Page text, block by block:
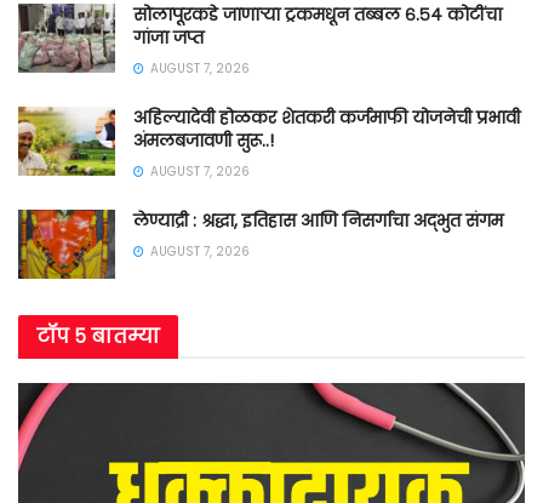
सोलापूरकडे जाणाऱ्या ट्रकमधून तब्बल ६.५४ कोटींचा
गांजा जप्त
AUGUST 7, 2026
अहिल्यादेवी होळकर शेतकरी कर्जमाफी योजनेची प्रभावी
अंमलबजावणी सुरू..!
AUGUST 7, 2026
लेण्याद्री : श्रद्धा, इतिहास आणि निसर्गाचा अद्भुत संगम
AUGUST 7, 2026
टॉप ५ बातम्या